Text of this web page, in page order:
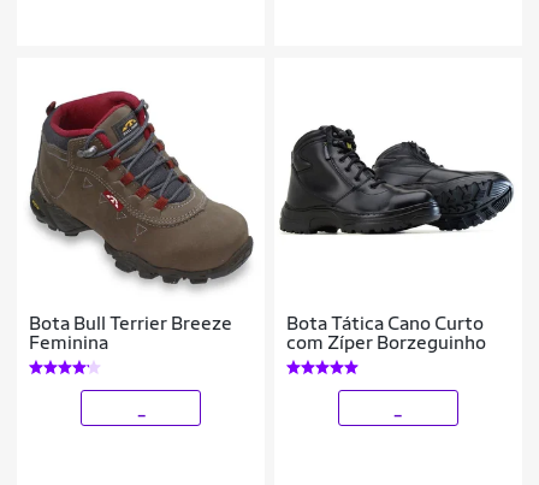
Bota Bull Terrier Breeze
Feminina
Bota Tática Cano Curto
com Zíper Borzeguinho